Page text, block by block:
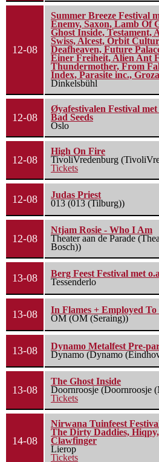
12-08
Summer Breeze Festival
Enemy, Saxon, Lamb Of
Ghost Inside, Testament,
Swiss, Alcest, Orbit
Deafheaven, Future
Einer Freiheit, Alien Ant
Thundermother, From
Index, Parasite inc., Groza
Dinkelsbühl
12-08
Øyafestivalen Festival
Bad Seeds
Oslo
12-08
High On Fire
TivoliVredenburg
Tickets
12-08
Judas Priest
013 (013 (Tilburg))
12-08
Ntjam Rosie - Who I Am
Theater aan de Parade
Bosch))
13-08
Berg Feest Festival met
Tessenderlo
13-08
In Flames + Employed To
OM (OM (Seraing))
13-08
Dynamo Metalfest Pre-
Dynamo (Dynamo
13-08
The Ghost Inside
Doornroosje (Doornroosje
Tickets
14-08
Nirwana Tuinfeest
The Dirty Daddies,
Clawfinger
Lierop
Tickets